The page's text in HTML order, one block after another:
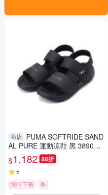
商店 PUMA SOFTRIDE SAND
AL PURE 運動涼鞋 黑 389083-
07 男鞋
$1,182 86折
5
限時下殺
券